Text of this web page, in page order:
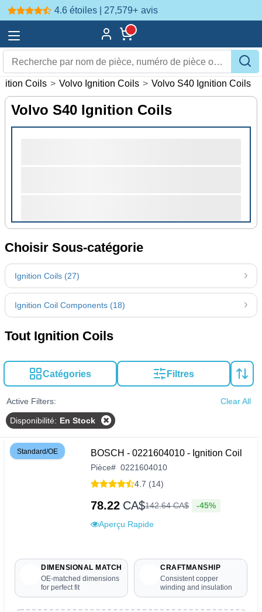
4.6 étoiles | 27,579+ avis
Coils > Volvo Ignition Coils > Volvo S40 Ignition Coils
Volvo S40 Ignition Coils
Choisir Sous-catégorie
Ignition Coils (27)
Ignition Coil Components (18)
Tout Ignition Coils
Catégories Filtres
Active Filters: Clear All
Disponibilité: En Stock
Standard/OE BOSCH - 0221604010 - Ignition Coil
Pièce# 0221604010
4.7 (14)
78.22 CA$142.64CA$ -45%
Aperçu Rapide
DIMENSIONAL MATCH
OE-matched dimensions
for perfect fit
CRAFTMANSHIP
Consistent copper
winding and insulation